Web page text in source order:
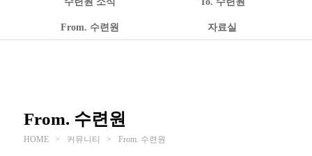
From. 수련원 자료실
From. 수련원
HOME> 커뮤니티 > From. 수련원